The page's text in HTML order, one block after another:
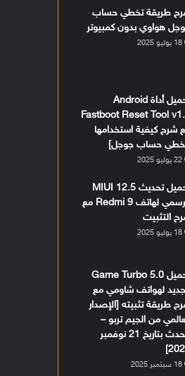
طريقة تخطي حساب
هواوي بدون كمبيوتر
18 يوليو 2025
تحميل أداة Android
Fastboot Reset Tool
شرح كيفية استخدامها
حساب جوجل]
22 يوليو 2025
تحميل تحديث MIUI 12.5
الرسمي لهاتف Redmi 9 مع
التثبيت
18 يوليو 2025
تحميل Game Turbo 5.0
لهواتف شاومي مع
طريقة تثبيته [الإصدار
من الجيم تربو –
مُحدث بتاريخ 21 نوفمبر
18 سبتمبر 2025